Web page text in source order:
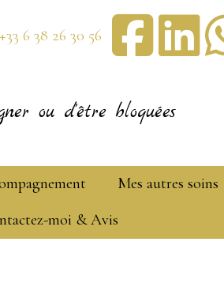
+33 6 38 26 30 56
ou d'être bloquées
Mes autres soins
moi & Avis